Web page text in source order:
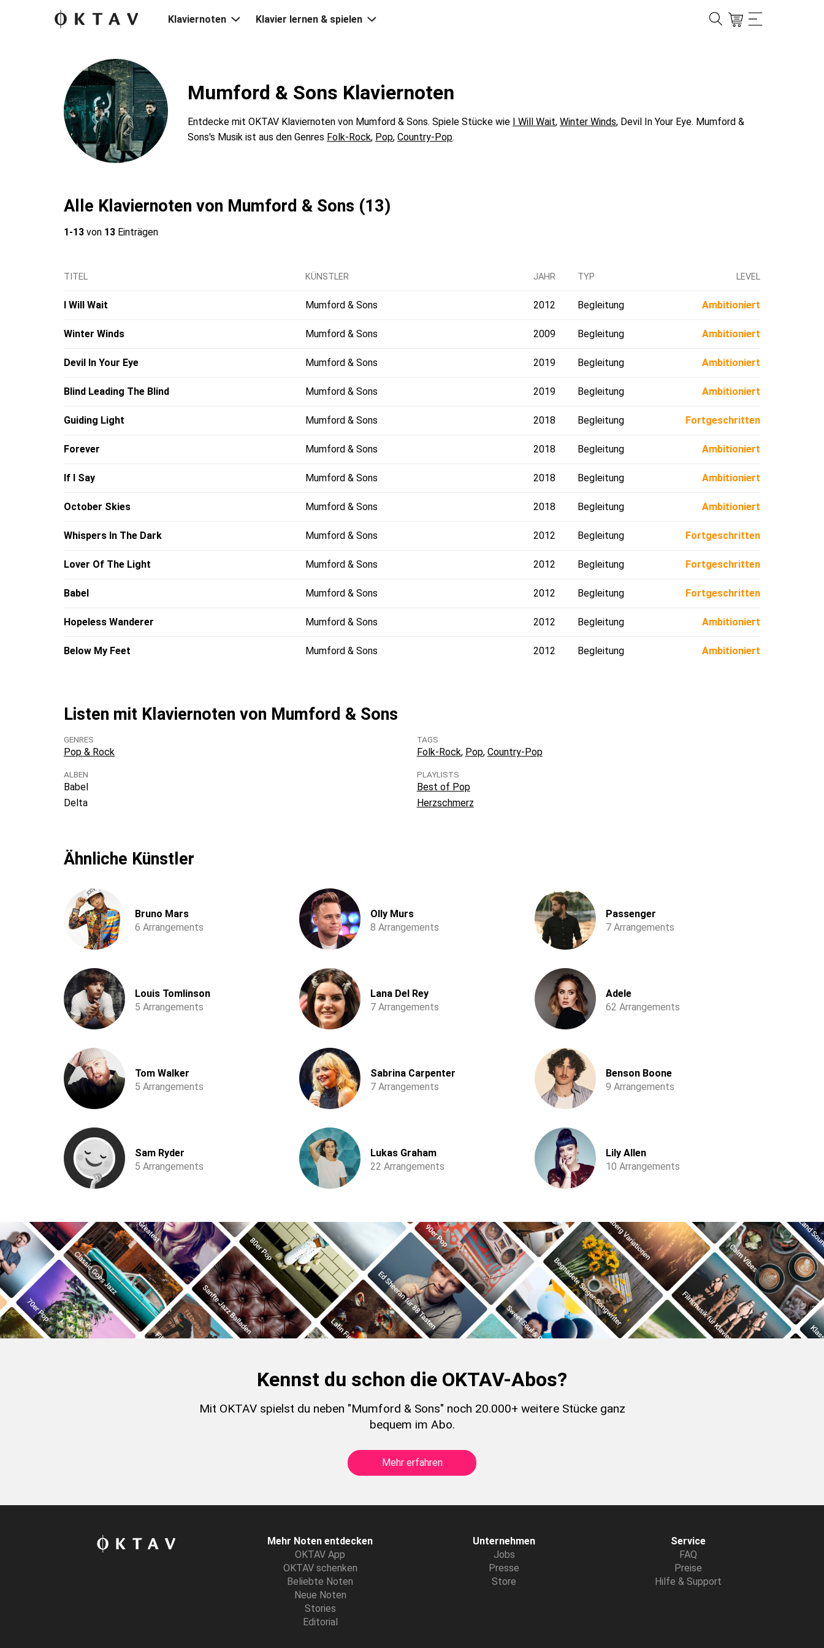
Klaviernoten Klavier lernen & spielen
Mumford & Sons Klaviernoten
Entdecke mit OKTAV Klaviernoten von Mumford & Sons. Spiele Stücke wie I Will Wait, Winter Winds, Devil In Your Eye. Mumford &
Sons's Musik ist aus den Genres Folk-Rock, Pop, Country-Pop.
Alle Klaviernoten von Mumford & Sons (13)
1-13 von 13 Einträgen
TITEL KÜNSTLER JAHR TYP LEVEL
I Will Wait Mumford & Sons 2012 Begleitung Ambitioniert
Winter Winds Mumford & Sons 2009 Begleitung Ambitioniert
Devil In Your Eye Mumford & Sons 2019 Begleitung Ambitioniert
Blind Leading The Blind Mumford & Sons 2019 Begleitung Ambitioniert
Guiding Light Mumford & Sons 2018 Begleitung Fortgeschritten
Forever Mumford & Sons 2018 Begleitung Ambitioniert
If I Say Mumford & Sons 2018 Begleitung Ambitioniert
October Skies Mumford & Sons 2018 Begleitung Ambitioniert
Whispers In The Dark Mumford & Sons 2012 Begleitung Fortgeschritten
Lover Of The Light Mumford & Sons 2012 Begleitung Fortgeschritten
Babel Mumford & Sons 2012 Begleitung Fortgeschritten
Hopeless Wanderer Mumford & Sons 2012 Begleitung Ambitioniert
Below My Feet Mumford & Sons 2012 Begleitung Ambitioniert
Listen mit Klaviernoten von Mumford & Sons
GENRES
Pop & Rock
ALBEN
Babel
Delta
TAGS
Folk-Rock Pop Country-Pop
PLAYLISTS
Best of Pop
Herzschmerz
Ähnliche Künstler
Bruno Mars
6 Arrangements
Olly Murs
8 Arrangements
Passenger
7 Arrangements
Louis Tomlinson
5 Arrangements
Lana Del Rey
7 Arrangements
Adele
62 Arrangements
Tom Walker
5 Arrangements
Sabrina Carpenter
7 Arrangements
Benson Boone
9 Arrangements
Sam Ryder
5 Arrangements
Lukas Graham
22 Arrangements
Lily Allen
10 Arrangements
Kennst du schon die OKTAV-Abos?
Mit OKTAV spielst du neben "Mumford & Sons" noch 20.000+ weitere Stücke ganz
bequem im Abo.
Mehr erfahren
Mehr Noten entdecken
OKTAV App
OKTAV schenken
Beliebte Noten
Neue Noten
Stories
Editorial
Unternehmen
Jobs
Presse
Store
Service
FAQ
Preise
Hilfe & Support